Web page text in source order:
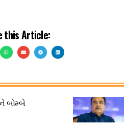
this Article:
બોમ્બે